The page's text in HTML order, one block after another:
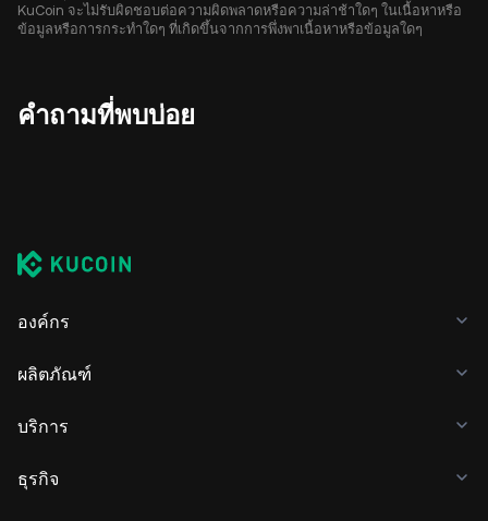
KuCoin จะไม่รับผิดชอบต่อความผิดพลาดหรือความล่าช้าใดๆ ในเนื้อหาหรือ
ข้อมูลหรือการกระทำใดๆ ที่เกิดขึ้นจากการพึ่งพาเนื้อหาหรือข้อมูลใดๆ
คำถามที่พบบ่อย
องค์กร
ผลิตภัณฑ์
บริการ
ธุรกิจ